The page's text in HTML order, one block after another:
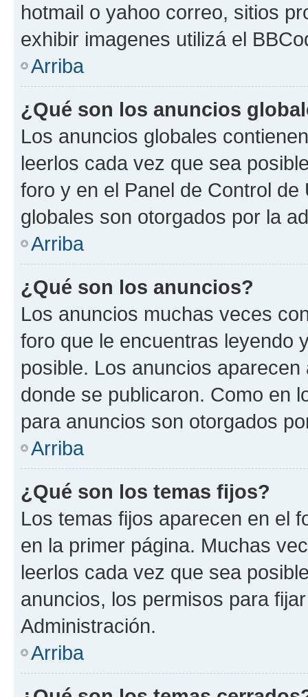
hotmail o yahoo correo, sitios
exhibir imagenes utilizá el
Arriba
¿Qué son los anuncios
Los anuncios globales
leerlos cada vez que sea
foro y en el Panel de Control
globales son otorgados por la
Arriba
¿Qué son los anuncios?
Los anuncios muchas veces
foro que le encuentras leyendo
posible. Los anuncios
donde se publicaron. Como en
para anuncios son otorgados
Arriba
¿Qué son los temas fijos?
Los temas fijos aparecen en el
en la primer página. Muchas
leerlos cada vez que sea
anuncios, los permisos para
Administración.
Arriba